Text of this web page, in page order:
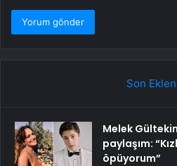
Son
Melek
paylaşım:
öpüyorum”